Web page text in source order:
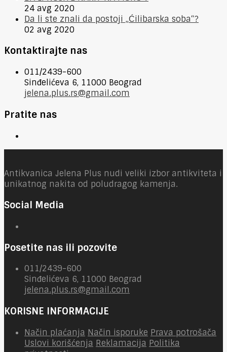
24 avg 2020
Da li ste znali da postoji „Ćilibarska soba“?
02 avg 2020
Kontaktirajte nas
011/2439-600
Sinđelićeva 6, 11000 Beograd
jelena.plus.rs@gmail.com
Pratite nas
Antikvanica Jelena Plus nudi veliki izbor antikviteta i
unikatnog nakita od poludragog kamenja.
Social Media
Posetite nas ili pozovite
011/2439-600
Sinđelićeva 6, 11000 Beograd
jelena.plus.rs@gmail.com
KORISNE INFORMACIJE
Način plaćanja Način isporuke Prava potrošača
Uslovi korišćenja Reklamacija Politika